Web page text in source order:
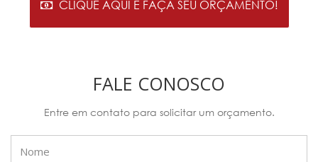
CLIQUE AQUI E FAÇA SEU ORÇAMENTO!
FALE CONOSCO
Entre em contato para solicitar um orçamento.